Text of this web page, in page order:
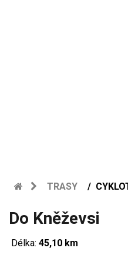
TRASY
Do Kněževsi
Délka: 45,10 km